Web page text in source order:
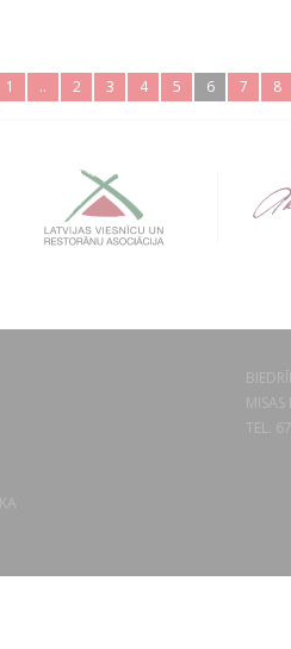
1 .. 2 3 4 5 6 7 8
TEL.